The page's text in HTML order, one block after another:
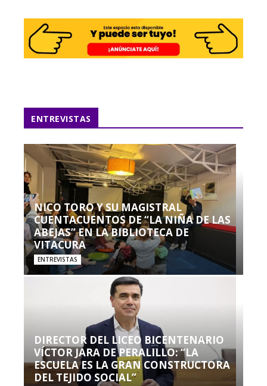
ENTREVISTAS
NICO TORO Y SU MAGISTRAL
CUENTACUENTOS DE “LA NIÑA DE LAS
ABEJAS” EN LA BIBLIOTECA DE
VITACURA
ENTREVISTAS
DIRECTOR DEL LICEO BICENTENARIO
VÍCTOR JARA DE PERALILLO: “LA
ESCUELA ES LA GRAN CONSTRUCTORA
DEL TEJIDO SOCIAL”